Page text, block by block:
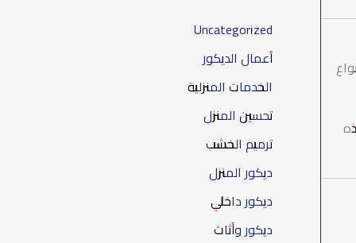
Uncategorized
أعمال الديكور
الخدمات المنزلية
تحسين المنزل
ترميم الخشب
ديكور المنزل
ديكور داخلي
ديكور وأثاث